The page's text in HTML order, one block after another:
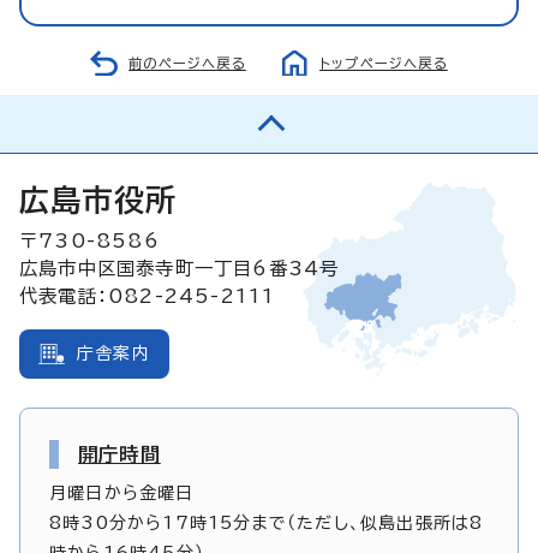
前のページへ戻る トップページへ戻る
広島市役所
〒730-8586
広島市中区国泰寺町一丁目6番34号
代表電話：082-245-2111
庁舎案内
開庁時間
月曜日から金曜日
8時30分から17時15分まで（ただし、似島出張所は8